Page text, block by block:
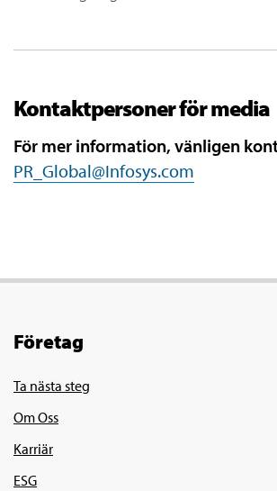
Kontaktpersoner för media
För mer information, vänligen
PR_Global@Infosys.com
Företag
Ta nästa steg
Om Oss
Karriär
ESG